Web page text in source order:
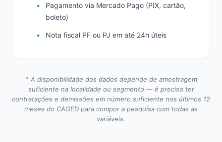
Pagamento via Mercado Pago (PIX, cartão,
boleto)
Nota fiscal PF ou PJ em até 24h úteis
* A disponibilidade dos dados depende de amostragem
suficiente na localidade ou segmento — é preciso ter
contratações e demissões em número suficiente nos últimos 12
meses do CAGED para compor a pesquisa com todas as
variáveis.